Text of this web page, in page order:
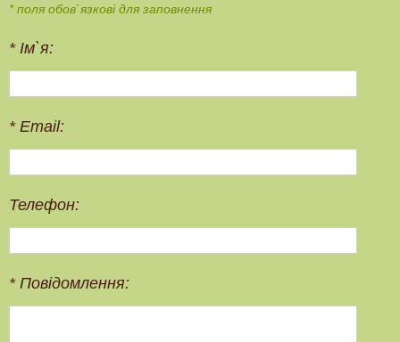
* поля обов`язкові для заповнення
*Ім`я:
*Email:
Телефон:
*Повідомлення: